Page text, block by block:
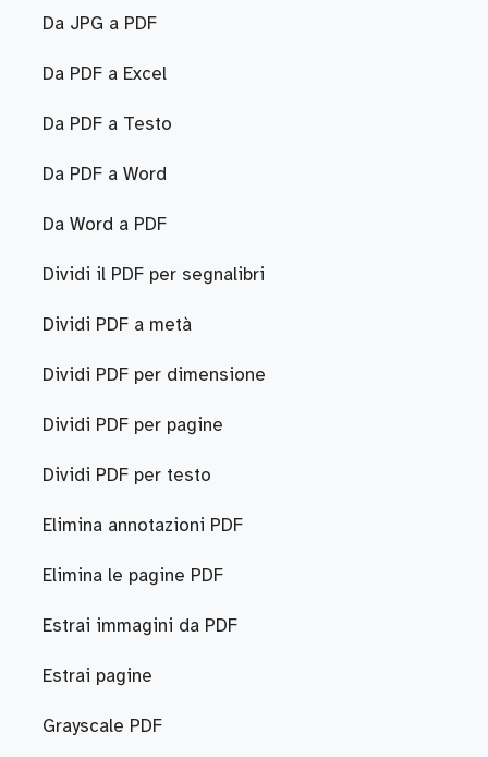
Da JPG a PDF
Da PDF a Excel
Da PDF a Testo
Da PDF a Word
Da Word a PDF
Dividi il PDF per segnalibri
Dividi PDF a metà
Dividi PDF per dimensione
Dividi PDF per pagine
Dividi PDF per testo
Elimina annotazioni PDF
Elimina le pagine PDF
Estrai immagini da PDF
Estrai pagine
Grayscale PDF